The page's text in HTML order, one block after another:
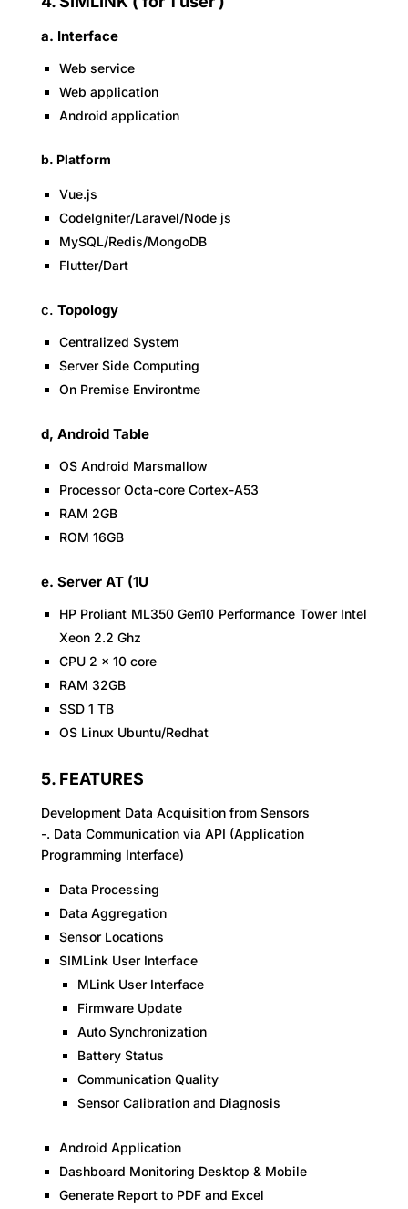
a. Interface
Web service
Web application
Android application
b. Platform
Vue.js
CodeIgniter/Laravel/Node js
MySQL/Redis/MongoDB
Flutter/Dart
c. Topology
Centralized System
Server Side Computing
On Premise Environtme
d, Android Table
OS Android Marsmallow
Processor Octa-core Cortex-A53
RAM 2GB
ROM 16GB
e. Server AT (1U
HP Proliant ML350 Gen10 Performance Tower Intel
Xeon 2.2 Ghz
CPU 2 x 10 core
RAM 32GB
SSD 1 TB
OS Linux Ubuntu/Redhat
5. FEATURES
Development Data Acquisition from Sensors
-. Data Communication via API (Application
Programming Interface)
Data Processing
Data Aggregation
Sensor Locations
SIMLink User Interface
MLink User Interface
Firmware Update
Auto Synchronization
Battery Status
Communication Quality
Sensor Calibration and Diagnosis
Android Application
Dashboard Monitoring Desktop & Mobile
Generate Report to PDF and Excel